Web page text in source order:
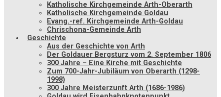
Katholische Kirchgemeinde Arth-Oberarth
Katholische Kirchgemeinde Goldau
Evang.-ref. Kirchgemeinde Arth-Goldau
Chrischona-Gemeinde Arth
Geschichte
Aus der Geschichte von Arth
Der Goldauer Bergsturz vom 2. September 1806
300 Jahre – Eine Kirche mit Geschichte
Zum 700-Jahr-Jubiläum von Oberarth (1298-
1998)
300 Jahre Meisterzunft Arth (1686-1986)